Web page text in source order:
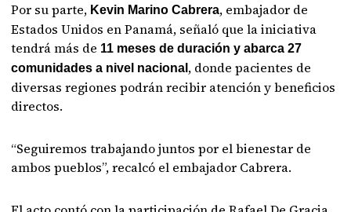
Por su parte, Kevin Marino Cabrera, embajador de
Estados Unidos en Panamá, señaló que la iniciativa
tendrá más de 11 meses de duración y abarca 27
comunidades a nivel nacional , donde pacientes de
diversas regiones podrán recibir atención y beneficios
directos.
“Seguiremos trabajando juntos por el bienestar de
ambos pueblos”, recalcó el embajador Cabrera.